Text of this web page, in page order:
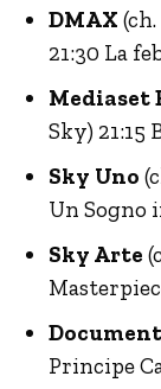
DMAX
21:30 La
Mediaset
Sky)
Sky Uno
Un Sogno
Sky Arte
Principe